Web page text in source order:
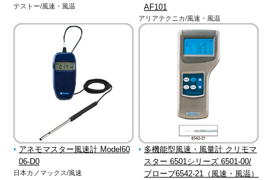
テストー/風速・風温
AF101
アリアテクニカ/風速・風温
アネモマスター風速計 Model60
06-D0
日本カノマックス/風速
多機能型風速・風量計 クリモマ
スター 6501シリーズ 6501-00/
プローブ6542-21（風速・風温）